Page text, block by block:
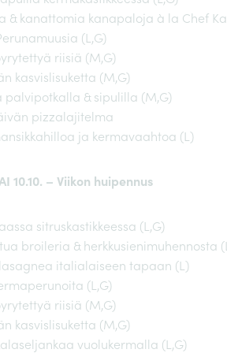
kanattomia kanapaloja à la Chef
(L,G)
riisiä (M,G)
kasvislisuketta (M,G)
palvipotkalla & sipulilla (M,G)
pizzalajitelma
ja kermavaahtoa (L)
10.10. – Viikon huipennus
sitruskastikkeessa (L,G)
broileria & herkkusienimuhennosta
italialaiseen tapaan (L)
(L,G)
riisiä (M,G)
kasvislisuketta (M,G)
vuolukermalla (L,G)